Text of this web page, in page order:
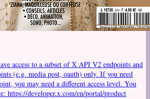
access to a subset of X API V2 endpoints and
(e.g. media post, oauth) only. If you need
you may need a different access level. You
https://developer.x.com/en/portal/product